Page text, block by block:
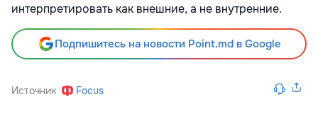
интерпретировать как внешние, а не внутренние.
Подпишитесь на новости Point.md в Google
Источник Focus